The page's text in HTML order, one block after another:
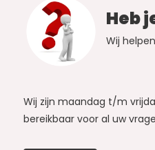
Heb
Wij
Wij zijn maandag t/m
bereikbaar voor al uw